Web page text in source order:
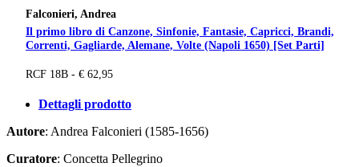
Falconieri, Andrea
Il primo libro di Canzone, Sinfonie, Fantasie, Capricci, Brandi,
Correnti, Gagliarde, Alemane, Volte (Napoli 1650) [Set Parti]
RCF 18B - € 62,95
Dettagli prodotto
Autore: Andrea Falconieri (1585-1656)
Curatore: Concetta Pellegrino